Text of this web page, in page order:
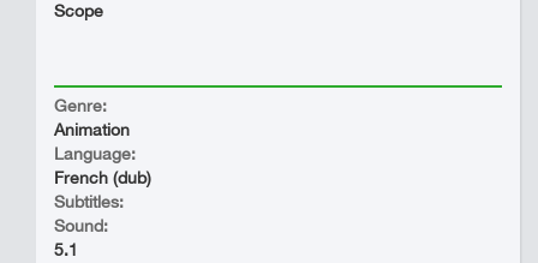
Scope
Genre:
Animation
Language:
French (dub)
Subtitles:
Sound:
5.1